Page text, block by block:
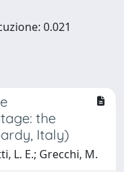
0.021
the
Italy)
L. E.; Grecchi, M.